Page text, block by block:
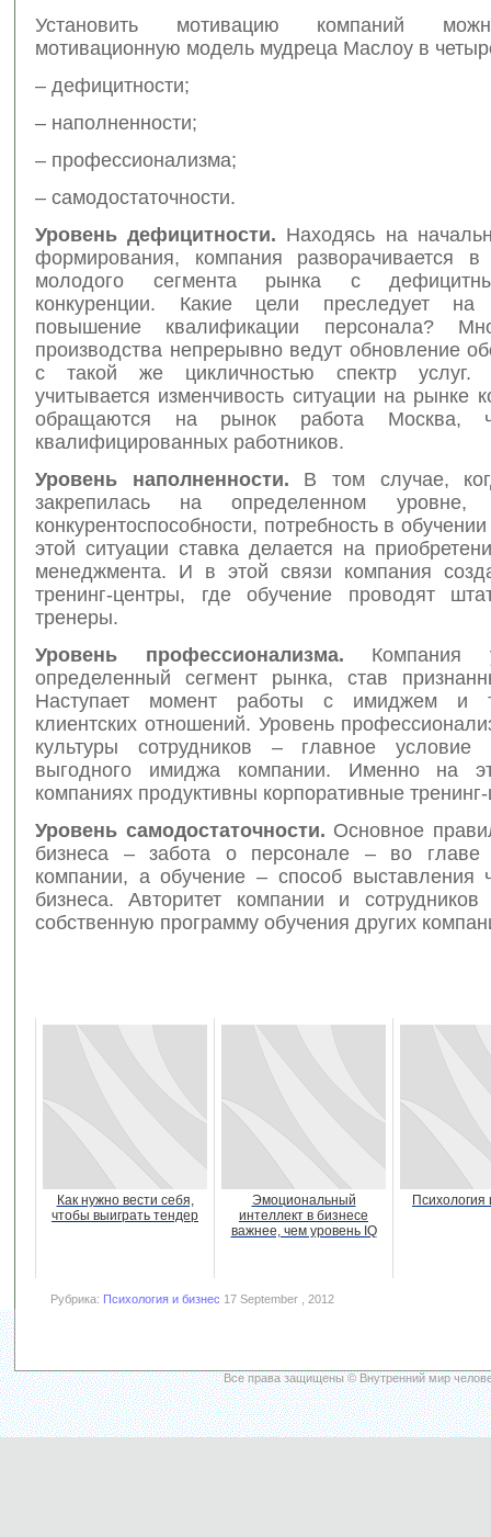
Установить мотивацию компаний
мотивационную модель мудреца Маслоу в
– дефицитности;
– наполненности;
– профессионализма;
– самодостаточности.
Уровень дефицитности. Находясь на
формирования, компания разворачивается
молодого сегмента рынка с
конкуренции. Какие цели преследует
повышение квалификации персонала?
производства непрерывно ведут обновление
с такой же цикличностью спектр услуг.
учитывается изменчивость ситуации на рынке
обращаются на рынок работа Москва,
квалифицированных работников.
Уровень наполненности. В том случае,
закрепилась на определенном
конкурентоспособности, потребность в
этой ситуации ставка делается на
менеджмента. И в этой связи компания
тренинг-центры, где обучение проводят
тренеры.
Уровень профессионализма. Компания
определенный сегмент рынка, став
Наступает момент работы с имиджем и
клиентских отношений. Уровень
культуры сотрудников – главное условие
выгодного имиджа компании. Именно на
компаниях продуктивны корпоративные
Уровень самодостаточности. Основное
бизнеса – забота о персонале – во главе
компании, а обучение – способ выставления
бизнеса. Авторитет компании и сотрудников
собственную программу обучения других
Как нужно вести себя,
чтобы выиграть тендер
Эмоциональный
интеллект в бизнесе
важнее, чем уровень IQ
Психология
Рубрика: Психология и бизнес 17 September , 2012
Все права защищены © Внутренний мир